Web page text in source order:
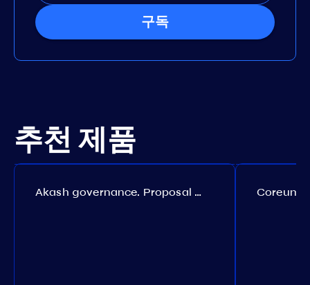
구독
추천 제품
Akash governance. Proposal №308